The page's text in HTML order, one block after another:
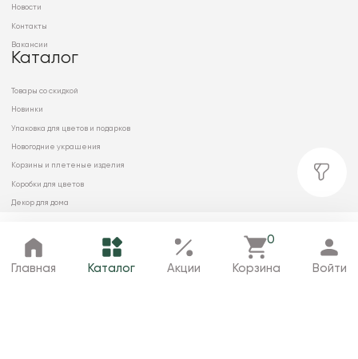
Главная Каталог Избранное Корзина Профиль
Главная Каталог Акции
0
Корзина Войти
Новости
Контакты
Вакансии
Каталог
Товары со скидкой
Новинки
Упаковка для цветов и подарков
Новогодние украшения
Корзины и плетеные изделия
Коробки для цветов
Декор для дома
© 2026 ООО «МИРРЭЙ»